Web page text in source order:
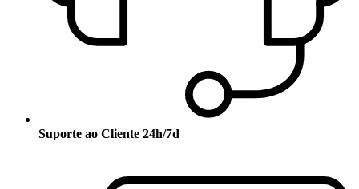
Suporte ao Cliente 24h/7d